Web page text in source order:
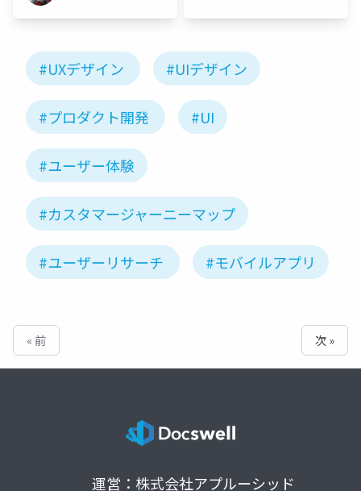
#UXデザイン #UIデザイン
#プロダクト開発 #UI
#ユーザー体験
#カスタマージャーニーマップ
#ユーザーリサーチ #モバイルアプリ
« 前 次 »
運営：株式会社アプルーシッド